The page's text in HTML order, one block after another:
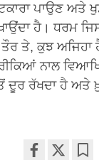
ਪਾਉਣ ਅਤੇ
ਹੈ। ਧਰਮ
ਤੌਰ ਤੇ, ਕੁਝ ਅਜਿਹਾ
ਨਾਲ
ਦੂਰ ਰੱਖਦਾ ਹੈ ਅਤੇ